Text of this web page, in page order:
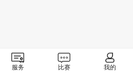
服务 比赛 我的